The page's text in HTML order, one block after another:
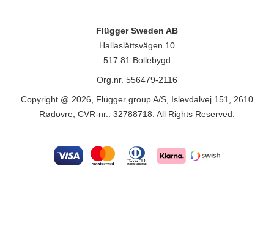
Flügger Sweden AB
Hallaslättsvägen 10
517 81 Bollebygd
Org.nr. 556479-2116
Copyright @ 2026, Flügger group A/S, Islevdalvej 151, 2610
Rødovre, CVR-nr.: 32788718. All Rights Reserved.